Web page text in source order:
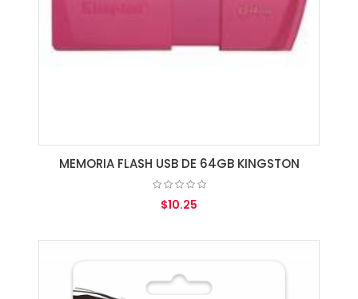
MEMORIA FLASH USB DE 64GB KINGSTON
$10.25